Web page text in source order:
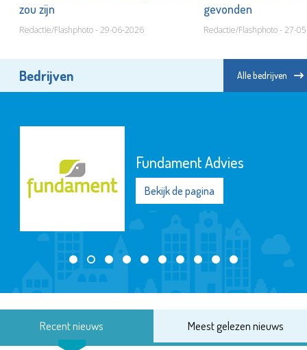
zou zijn
Redactie/Flashphoto - 29-06-2026
gevonden
Redactie/Flashphoto - 27-
Bedrijven Alle bedrijven
Fundament Advies
Bekijk de pagina
Recent nieuws Meest gelezen nieuws